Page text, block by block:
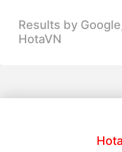
Results by
HotaVN